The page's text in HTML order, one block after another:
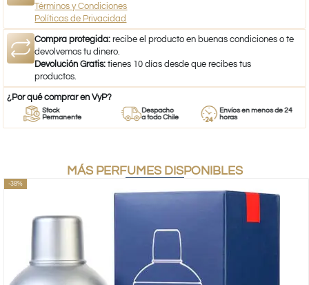
Términos y Condiciones
Políticas de Privacidad
Compra protegida: recibe el producto en buenas condiciones o te
devolvemos tu dinero.
Devolución Gratis: tienes 10 días desde que recibes tus
productos.
¿Por qué comprar en VyP?
Stock
Permanente
Despacho
a todo Chile
Envíos en menos de 24
horas
MÁS PERFUMES DISPONIBLES
-38%